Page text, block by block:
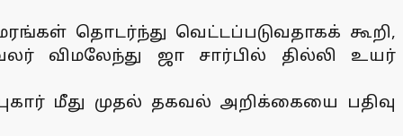
தொடர்ந்து வெட்டப்படுவதாகக் கூறி,
விமலேந்து ஜா சார்பில் தில்லி உயர்
மீது முதல் தகவல் அறிக்கையை பதிவு